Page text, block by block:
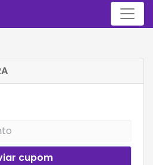
Menu
cupom